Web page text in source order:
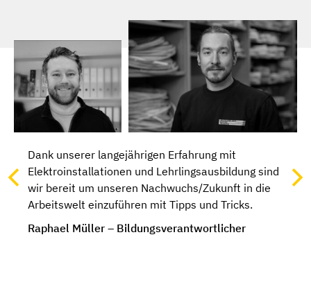
Dank unserer langejährigen Erfahrung mit
Elektroinstallationen und Lehrlingsausbildung sind
wir bereit um unseren Nachwuchs/Zukunft in die
Arbeitswelt einzuführen mit Tipps und Tricks.
Raphael Müller – Bildungsverantwortlicher